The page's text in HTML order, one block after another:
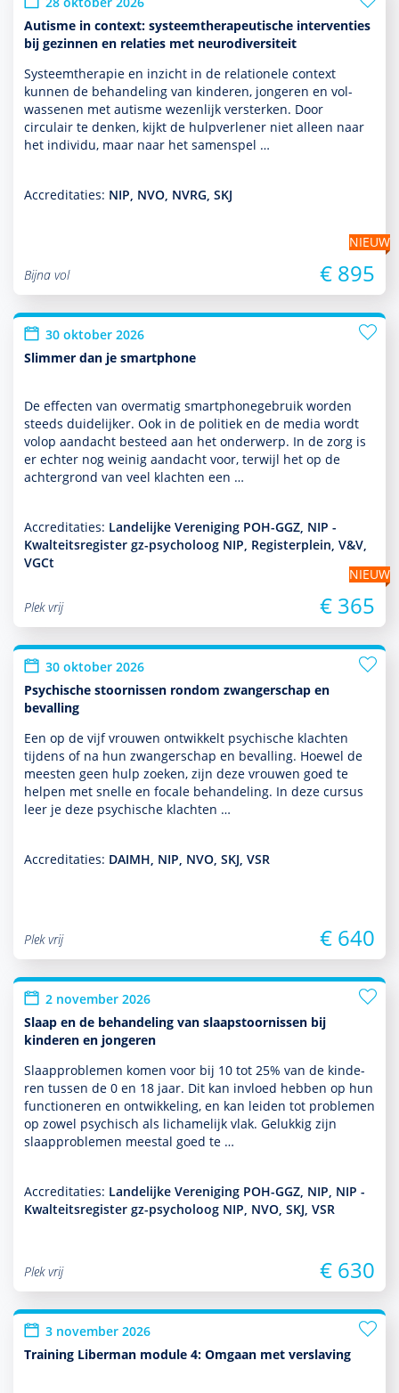
Autisme in context: systeemtherapeutische interventies
bij gezinnen en relaties met neurodiversiteit
Systeemthera­pie en inzicht in de rela­tio­nele context
kunnen de behan­del­ing van kin­de­ren, jongeren en vol­
was­senen met autisme wezenlijk versterken. Door
circulair te denken, kijkt de hulp­ver­le­ner niet alleen naar
het individu, maar naar het samenspel …
Accreditaties: NIP, NVO, NVRG, SKJ
NIEUW
Bijna vol
€ 895
30 oktober 2026
Slimmer dan je smartphone
De effecten van overmatig smartphonegebruik worden
steeds duide­lijker. Ook in de politiek en de media wordt
volop aan­dacht besteed aan het onder­werp. In de zorg is
er echter nog weinig aan­dacht voor, terwijl het op de
achter­grond van veel klachten een …
Accreditaties: Landelijke Vereniging POH-GGZ, NIP -
Kwalteitsregister gz-psycholoog NIP, Registerplein, V&V,
VGCt
NIEUW
Plek vrij
€ 365
30 oktober 2026
Psychische stoornissen rondom zwangerschap en
bevalling
Een op de vijf vrouwen ontwik­kelt psychische klachten
tijdens of na hun zwangerschap en bevalling. Hoewel de
meesten geen hulp zoeken, zijn deze vrouwen goed te
helpen met snelle en focale behan­del­ing. In deze cursus
leer je deze psychische klachten …
Accreditaties: DAIMH, NIP, NVO, SKJ, VSR
Plek vrij € 640
2 november 2026
Slaap en de behandeling van slaapstoornissen bij
kinderen en jongeren
Slaappro­ble­men komen voor bij 10 tot 25% van de kin­de­
ren tussen de 0 en 18 jaar. Dit kan invloed hebben op hun
functio­neren en ont­wikke­ling, en kan leiden tot pro­ble­men
op zowel psychisch als lichamelijk vlak. Gelukkig zijn
slaappro­ble­men meestal goed te …
Accreditaties: Landelijke Vereniging POH-GGZ, NIP, NIP -
Kwalteitsregister gz-psycholoog NIP, NVO, SKJ, VSR
Plek vrij € 630
3 november 2026
Training Liberman module 4: Omgaan met verslaving